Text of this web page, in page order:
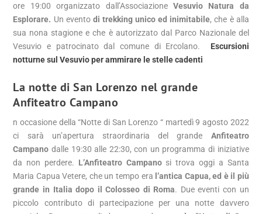
ore 19:00 organizzato dall’Associazione Vesuvio Natura da
Esplorare. Un evento di trekking unico ed inimitabile, che è alla
sua nona stagione e che è autorizzato dal Parco Nazionale del
Vesuvio e patrocinato dal comune di Ercolano.
Escursioni
notturne sul Vesuvio per ammirare le stelle cadenti
La notte di San Lorenzo nel grande
Anfiteatro Campano
n occasione della “Notte di San Lorenzo “ martedì 9 agosto 2022
ci sarà un’apertura straordinaria del grande Anfiteatro
Campano dalle 19:30 alle 22:30, con un programma di iniziative
da non perdere. L’Anfiteatro Campano si trova oggi a Santa
Maria Capua Vetere, che un tempo era l’antica Capua, ed è il più
grande in Italia dopo il Colosseo di Roma. Due eventi con un
piccolo contributo di partecipazione per una notte davvero